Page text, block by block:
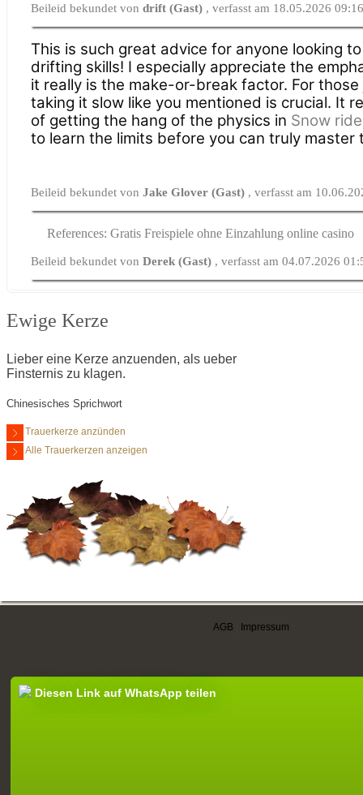
Beileid bekundet vondrift (Gast) , verfasst am 18.05.2026
This is such great advice for anyone looking
drifting skills! I especially appreciate the
it really is the make-or-break factor. For
taking it slow like you mentioned is crucial. It
of getting the hang of the physics in Snow
to learn the limits before you can truly master
Beileid bekundet vonJake Glover (Gast) , verfasst am
References: Gratis Freispiele ohne Einzahlung online casino
Beileid bekundet vonDerek (Gast) , verfasst am 04.07.2026
Ewige Kerze
Lieber eine Kerze anzuenden, als ueber
Finsternis zu klagen.
Chinesisches Sprichwort
Trauerkerze anzünden
Alle Trauerkerzen anzeigen
AGB Impressum
Diesen Link auf WhatsApp teilen